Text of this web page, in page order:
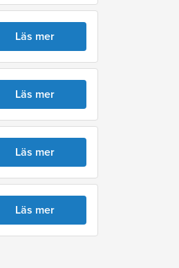
Läs mer
Läs mer
Läs mer
Läs mer